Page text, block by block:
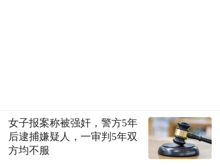
女子报案称被强奸，警方5年
后逮捕嫌疑人，一审判5年双
方均不服